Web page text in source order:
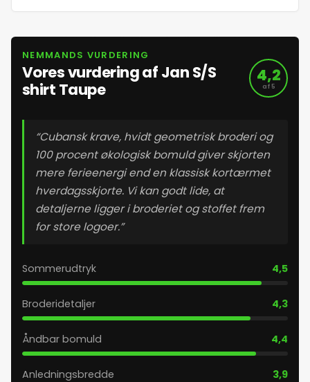
NEMMANDS VURDERING
Vores vurdering af Jan S/S
shirt Taupe
4,2
af 5
“Cubansk krave, hvidt geometrisk broderi og
100 procent økologisk bomuld giver skjorten
mere ferieenergi end en klassisk kortærmet
hverdagsskjorte. Vi kan godt lide, at
detaljerne ligger i broderiet og stoffet frem
for store logoer.”
Sommerudtryk 4,5
Broderidetaljer 4,3
Åndbar bomuld 4,4
Anledningsbredde 3,9